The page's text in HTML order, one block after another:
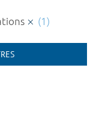
(1)